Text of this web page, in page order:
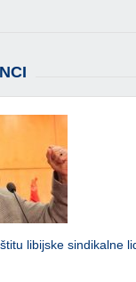
libijske sindikalne